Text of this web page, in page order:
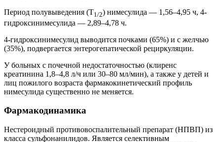
Период полувыведения (T1/2) нимесулида — 1,56–4,95 ч, 4-
гидроксинимесулида — 2,89–4,78 ч.
4-гидроксинимесулид выводится почками (65%) и с желчью
(35%), подвергается энтерогепатической рециркуляции.
У больных с почечной недостаточностью (клиренс
креатинина 1,8–4,8 л/ч или 30–80 мл/мин), а также у детей и
лиц пожилого возраста фармакокинетический профиль
нимесулида существенно не меняется.
Фармакодинамика
Нестероидный противовоспалительный препарат (НПВП) из
класса сульфонанилидов. Является селективным